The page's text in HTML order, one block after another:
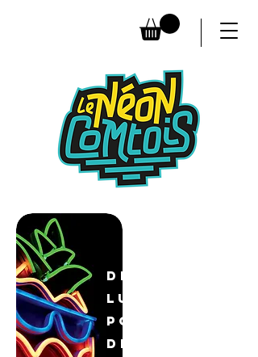
Des idées
lumineuses
pour votre
décoration